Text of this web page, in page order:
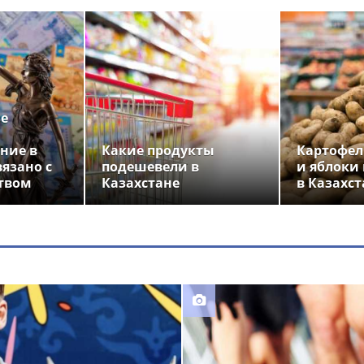
в
с
Какие продукты
подешевели в
Казахстане
и
в